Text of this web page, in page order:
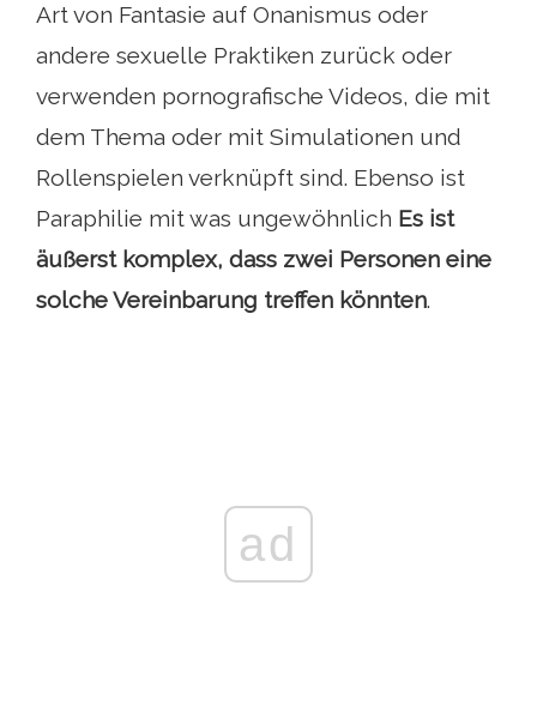
Art von Fantasie auf Onanismus oder
andere sexuelle Praktiken zurück oder
verwenden pornografische Videos, die mit
dem Thema oder mit Simulationen und
Rollenspielen verknüpft sind. Ebenso ist
Paraphilie mit was ungewöhnlich Es ist
äußerst komplex, dass zwei Personen eine
solche Vereinbarung treffen könnten.
ad